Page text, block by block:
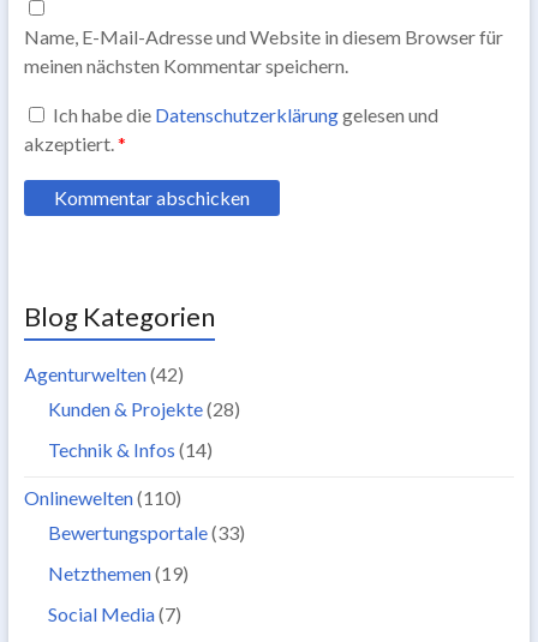
Name, E-Mail-Adresse und Website in diesem Browser für
meinen nächsten Kommentar speichern.
Ich habe die Datenschutzerklärunggelesen und
akzeptiert.*
Blog Kategorien
Agenturwelten(42)
Kunden & Projekte(28)
Technik & Infos (14)
Onlinewelten(110)
Bewertungsportale(33)
Netzthemen(19)
Social Media(7)